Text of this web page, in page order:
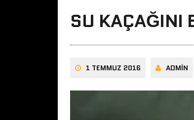
SU KAÇAĞINI
1 TEMMUZ 2016 ADMIN